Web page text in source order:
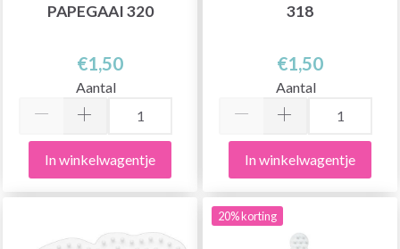
PAPEGAAI 320
€1,50
Aantal
In winkelwagentje
318
€1,50
Aantal
In winkelwagentje
20% korting